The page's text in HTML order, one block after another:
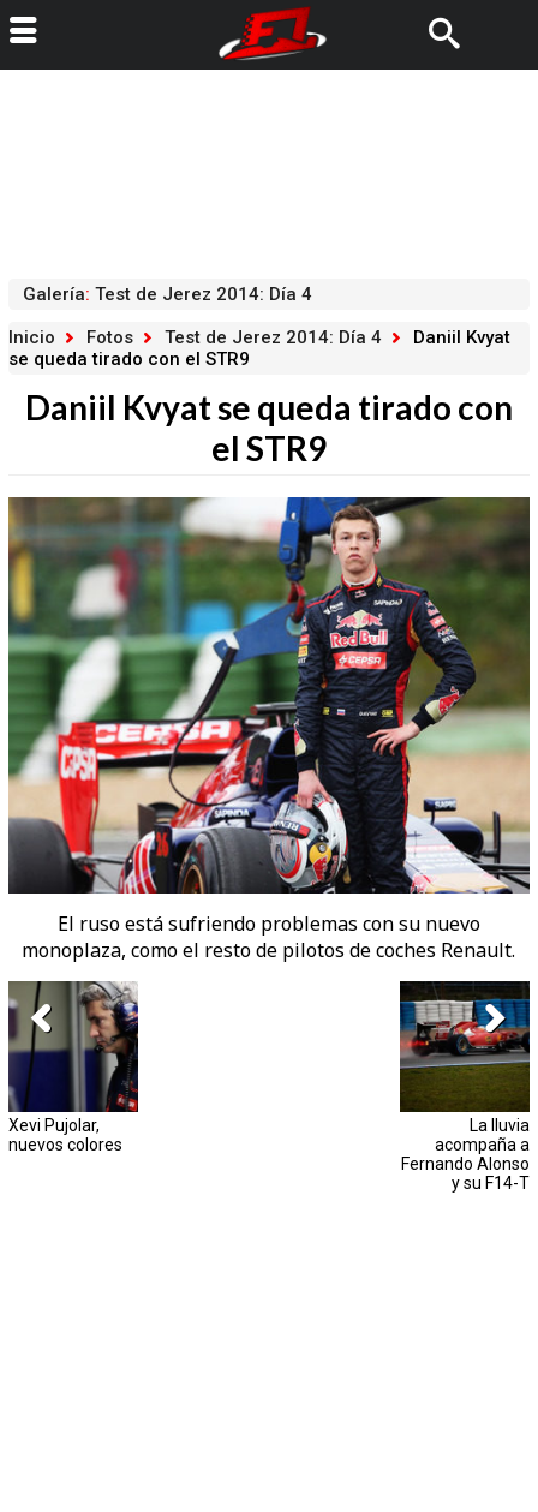
Galería: Test de Jerez 2014: Día 4
Inicio
Fotos Test de Jerez 2014: Día 4
Daniil Kvyat
se queda tirado con el STR9
Daniil Kvyat se queda tirado con
el STR9
El ruso está sufriendo problemas con su nuevo
monoplaza, como el resto de pilotos de coches Renault.
Xevi Pujolar,
nuevos colores
La lluvia
acompaña a
Fernando Alonso
y su F14-T